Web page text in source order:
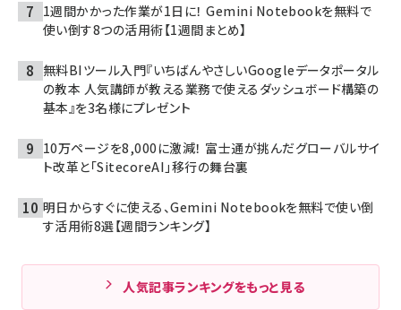
1週間かかった作業が1日に！ Gemini Notebookを無料で
使い倒す8つの活用術【1週間まとめ】
無料BIツール入門『いちばんやさしいGoogleデータポータル
の教本 人気講師が教える業務で使えるダッシュボード構築の
基本』を3名様にプレゼント
10万ページを8,000に激減！ 富士通が挑んだグローバルサイ
ト改革と「SitecoreAI」移行の舞台裏
明日からすぐに使える、Gemini Notebookを無料で使い倒
す活用術8選【週間ランキング】
人気記事ランキングをもっと見る